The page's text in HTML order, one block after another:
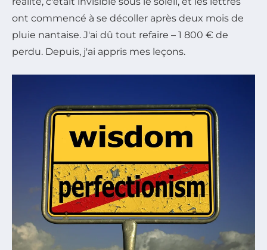
ont commencé à se décoller après deux mois de
pluie nantaise. J'ai dû tout refaire – 1 800 € de
perdu. Depuis, j'ai appris mes leçons.